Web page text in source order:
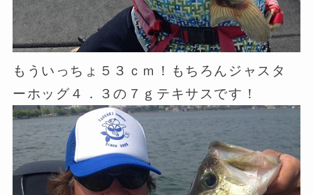
もういっちょ５３ｃｍ！もちろんジャスタ
ーホッグ４．３の７ｇテキサスです！